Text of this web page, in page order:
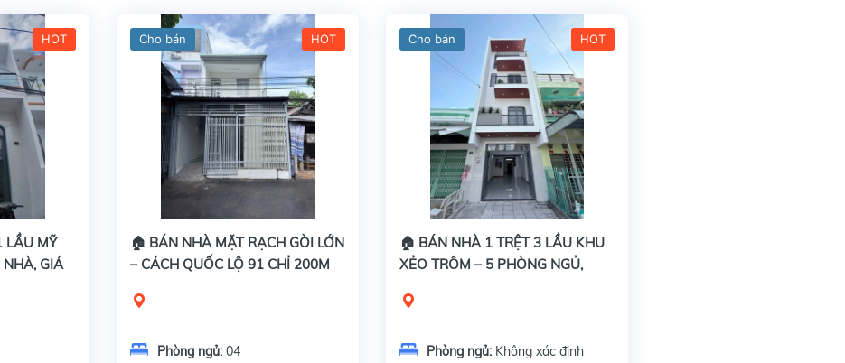
HOT
LẦU MỸ
NHÀ, GIÁ
Cho bán HOT
🏠 BÁN NHÀ MẶT RẠCH GÒI LỚN
– CÁCH QUỐC LỘ 91 CHỈ 200M
Phòng ngủ: 04
Cho bán HOT
🏠 BÁN NHÀ 1 TRỆT 3 LẦU KHU
XẺO TRÔM – 5 PHÒNG NGỦ,
Phòng ngủ: Không xác định